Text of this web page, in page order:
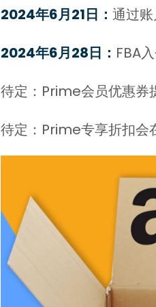
2024年6月21日： 通过
2024年6月28日： FBA
待定：Prime会员优惠
待定：Prime专享折扣